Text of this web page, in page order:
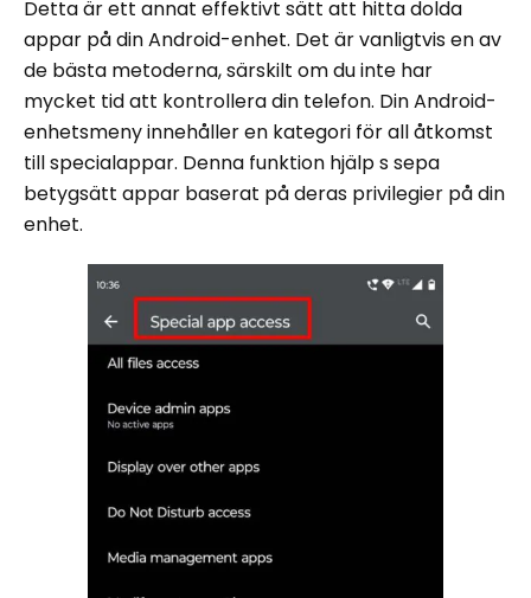
Detta är ett annat effektivt sätt att hitta dolda
appar på din Android-enhet. Det är vanligtvis en av
de bästa metoderna, särskilt om du inte har
mycket tid att kontrollera din telefon. Din Android-
enhetsmeny innehåller en kategori för all åtkomst
till specialappar. Denna funktion hjälp s sepa
betygsätt appar baserat på deras privilegier på din
enhet.